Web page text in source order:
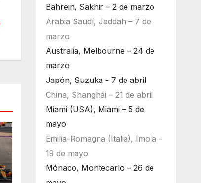
Bahrein, Sakhir – 2 de marzo
Arabia Saudí, Jeddah – 7 de
marzo
Australia, Melbourne – 24 de
marzo
Japón, Suzuka - 7 de abril
China, Shanghái – 21 de abril
Miami (USA), Miami – 5 de
mayo
Emilia-Romagna (Italia), Imola -
19 de mayo
Mónaco, Montecarlo – 26 de